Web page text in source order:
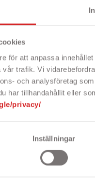
för att anpassa
trafik. Vi
och analysföretag
har tillhandahållit eller
privacy/
Inställningar
39 kr
PRISET!